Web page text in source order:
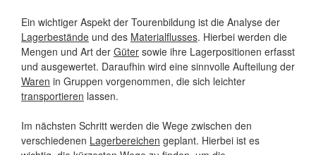
Ein wichtiger Aspekt der Tourenbildung ist die Analyse der
Lagerbestände und des Materialflusses. Hierbei werden die
Mengen und Art der Güter sowie ihre Lagerpositionen erfasst
und ausgewertet. Daraufhin wird eine sinnvolle Aufteilung der
Waren in Gruppen vorgenommen, die sich leichter
transportieren lassen.
Im nächsten Schritt werden die Wege zwischen den
verschiedenen Lagerbereichen geplant. Hierbei ist es